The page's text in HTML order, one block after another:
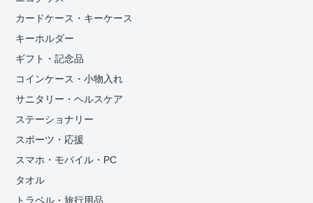
カードケース・キーケース
キーホルダー
ギフト・記念品
コインケース・小物入れ
サニタリー・ヘルスケア
ステーショナリー
スポーツ・応援
スマホ・モバイル・PC
タオル
トラベル・旅行用品